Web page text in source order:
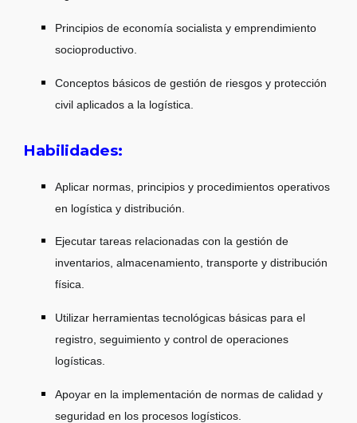
Principios de economía socialista y emprendimiento
socioproductivo.
Conceptos básicos de gestión de riesgos y protección
civil aplicados a la logística.
Habilidades:
Aplicar normas, principios y procedimientos operativos
en logística y distribución.
Ejecutar tareas relacionadas con la gestión de
inventarios, almacenamiento, transporte y distribución
física.
Utilizar herramientas tecnológicas básicas para el
registro, seguimiento y control de operaciones
logísticas.
Apoyar en la implementación de normas de calidad y
seguridad en los procesos logísticos.